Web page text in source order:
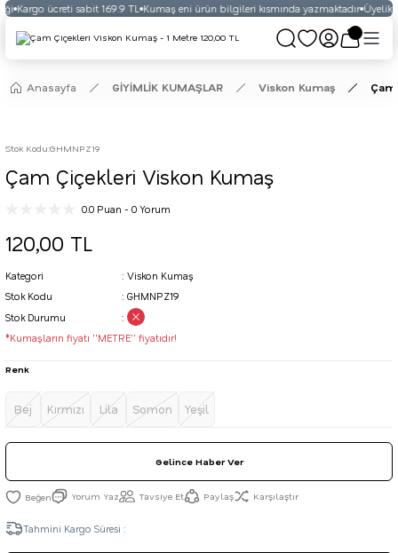
Kargo ücreti sabit 169.9 TL Kumaş eni ürün bilgileri kısmında yazmaktadır Üyelikli
Anasayfa GİYİMLİK KUMAŞLAR Viskon Kumaş
Stok Kodu:GHMNPZ19
Çam Çiçekleri Viskon Kumaş
0.0 Puan - 0 Yorum
120,00 TL
Kategori
Viskon Kumaş
Stok Kodu
GHMNPZ19
Stok Durumu
*Kumaşların fiyatı ''METRE'' fiyatıdır!
Renk
Bej Kırmızı Lila Somon Yeşil
Gelince Haber Ver
Yorum Yaz Tavsiye Et Paylaş Karşılaştır
Tahmini Kargo Süresi :